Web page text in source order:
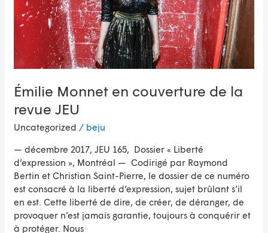
Émilie Monnet en couverture de la
revue JEU
Uncategorized / beju
— décembre 2017, JEU 165, Dossier « Liberté
d’expression », Montréal — Codirigé par Raymond
Bertin et Christian Saint-Pierre, le dossier de ce numéro
est consacré à la liberté d’expression, sujet brûlant s’il
en est. Cette liberté de dire, de créer, de déranger, de
provoquer n’est jamais garantie, toujours à conquérir et
à protéger. Nous
JEU